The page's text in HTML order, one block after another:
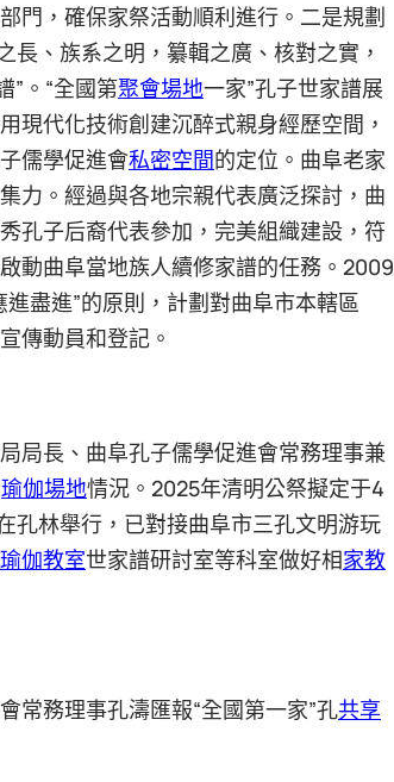
門，確保家祭活動順利進行。二是規劃
長、族系之明，纂輯之廣、核對之實，
”。“全國第聚會場地一家”孔子世家譜展
現代化技術創建沉醉式親身經歷空間，
儒學促進會私密空間的定位。曲阜老家
力。經過與各地宗親代表廣泛探討，曲
孔子后裔代表參加，完美組織建設，符
動曲阜當地族人續修家譜的任務。2009
盡進”的原則，計劃對曲阜市本轄區
傳動員和登記。
局長、曲阜孔子儒學促進會常務理事兼
瑜伽場地情況。2025年清明公祭擬定于4
孔林舉行，已對接曲阜市三孔文明游玩
瑜伽教室世家譜研討室等科室做好相家教
常務理事孔濤匯報“全國第一家”孔共享